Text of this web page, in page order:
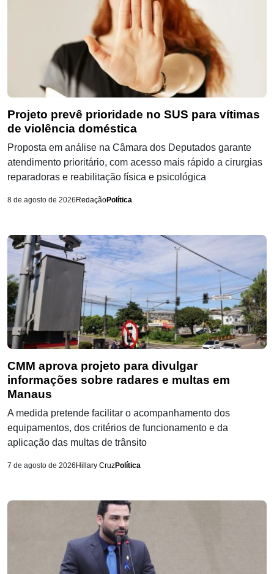
Projeto prevê prioridade no SUS para vítimas
de violência doméstica
Proposta em análise na Câmara dos Deputados garante
atendimento prioritário, com acesso mais rápido a cirurgias
reparadoras e reabilitação física e psicológica
8 de agosto de 2026 RedaçãoPolítica
CMM aprova projeto para divulgar
informações sobre radares e multas em
Manaus
A medida pretende facilitar o acompanhamento dos
equipamentos, dos critérios de funcionamento e da
aplicação das multas de trânsito
7 de agosto de 2026 Hillary CruzPolítica